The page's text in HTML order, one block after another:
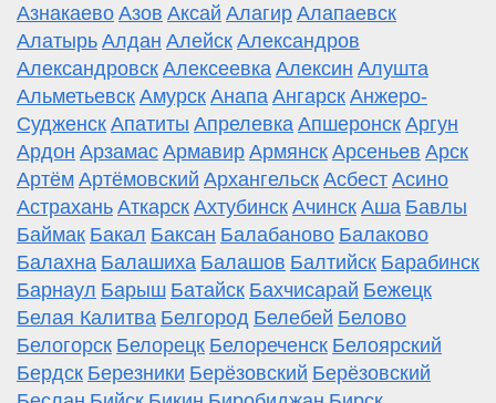
Азнакаево Азов Аксай Алагир Алапаевск
Алатырь Алдан Алейск Александров
Александровск Алексеевка Алексин Алушта
Альметьевск Амурск Анапа Ангарск Анжеро-
Судженск Апатиты Апрелевка Апшеронск Аргун
Ардон Арзамас Армавир Армянск Арсеньев Арск
Артём Артёмовский Архангельск Асбест Асино
Астрахань Аткарск Ахтубинск Ачинск Аша Бавлы
Баймак Бакал Баксан Балабаново Балаково
Балахна Балашиха Балашов Балтийск Барабинск
Барнаул Барыш Батайск Бахчисарай Бежецк
Белая Калитва Белгород Белебей Белово
Белогорск Белорецк Белореченск Белоярский
Бердск Березники Берёзовский Берёзовский